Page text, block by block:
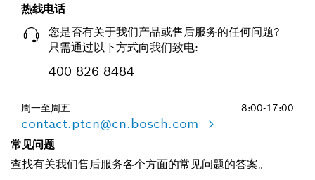
热线电话
您是否有关于我们产品或售后服务的任何问题?
只需通过以下方式向我们致电:
400 826 8484
周一至周五 8:00-17:00
contact.ptcn@cn.bosch.com
常见问题
查找有关我们售后服务各个方面的常见问题的答案。